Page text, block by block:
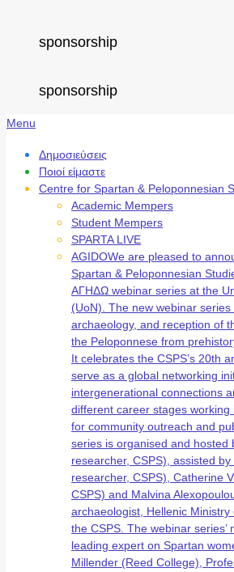
sponsorship
sponsorship
Secondary
Menu
Menu
Δημοσιεύσεις
Ποιοί είμαστε
Centre for Spartan & Peloponnesian
Academic Mempers
Student Mempers
SPARTA LIVE
AGIDOWe are pleased to
Spartan & Peloponnesian
ΑΓΗΔΩ webinar series at the
(UoN). The new webinar
archaeology, and reception of
the Peloponnese from
It celebrates the CSPS’s 20th
serve as a global networking
intergenerational connections
different career stages
for community outreach and
series is organised and hosted
researcher, CSPS), assisted
researcher, CSPS), Catherine
CSPS) and Malvina
archaeologist, Hellenic
the CSPS. The webinar series’
leading expert on Spartan
Millender (Reed College),